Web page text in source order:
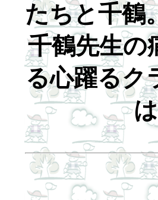
たちと千鶴
千鶴先生の
る心躍るク